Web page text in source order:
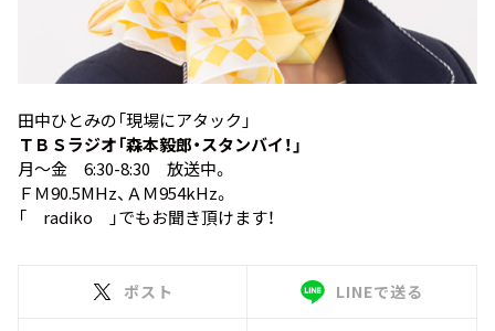
田中ひとみの「現場にアタック」
ＴＢＳラジオ「森本毅郎・スタンバイ！」
月～金 6:30-8:30 放送中。
ＦＭ90.5MHz、ＡＭ954kHz。
「 radiko 」でもお聞き頂けます！
ポスト LINEで送る